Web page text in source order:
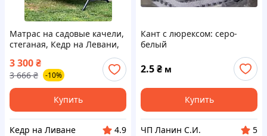
Матрас на садовые качели,
стеганая, Кедр на Левани,
серия Оксфорд, 170х60х10
см, цвет коричневый
3 300₴
3 666 ₴ -10%
Купить
Кедр на Ливане
4.9
Кант с люрексом: серо-
белый
2.5₴ м
Купить
ЧП Ланин С.И.
5